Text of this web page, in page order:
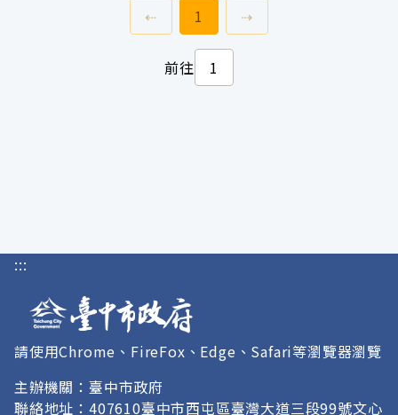
⇠ 上一頁前往
1 ⇢下一頁
前往
:::
請使用Chrome、FireFox、Edge、Safari等瀏覽器瀏覽
主辦機關：臺中市政府
聯絡地址：407610臺中市西屯區臺灣大道三段99號文心